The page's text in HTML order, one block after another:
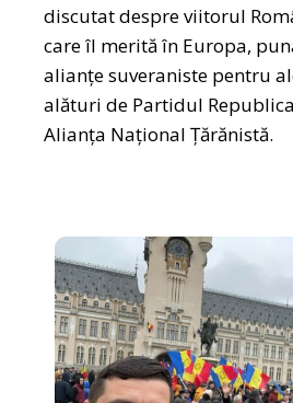
discutat despre viitorul
care îl merită în Europa,
alianțe suveraniste pentru
alături de Partidul
Alianța Național Țărănistă.